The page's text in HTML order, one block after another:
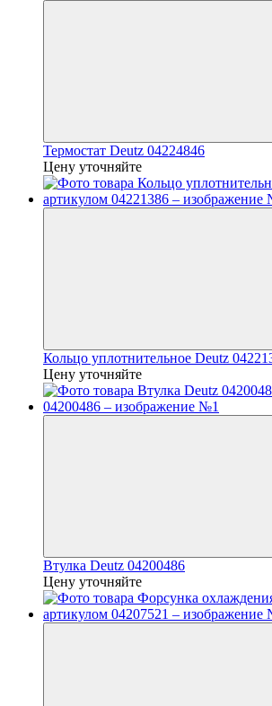
Термостат Deutz 04224846
Цену уточняйте
Кольцо уплотнительное Deutz
Цену уточняйте
Втулка Deutz 04200486
Цену уточняйте